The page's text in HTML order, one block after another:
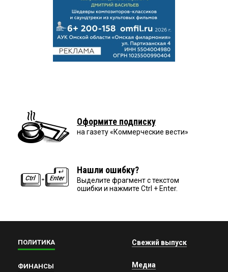
Оформите подписку
на газету «Коммерческие вести»
Нашли ошибку?
Выделите фрагмент с текстом
ошибки и нажмите Ctrl + Enter.
ПОЛИТИКА
ФИНАНСЫ
Свежий выпуск
Медиа